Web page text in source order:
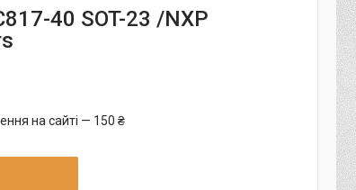
40 SOT-23 /NXP
на сайті — 150 ₴